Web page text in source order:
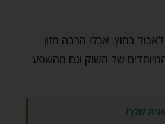
בחוץ. אכלו הרבה מזון
של השוק וגם מהשפע
שלך!